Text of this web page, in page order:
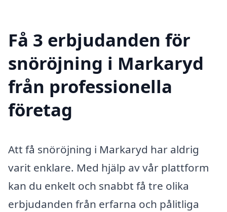
Få 3 erbjudanden för
snöröjning i Markaryd
från professionella
företag
Att få snöröjning i Markaryd har aldrig
varit enklare. Med hjälp av vår plattform
kan du enkelt och snabbt få tre olika
erbjudanden från erfarna och pålitliga